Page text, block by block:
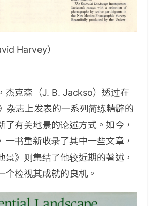
Harvey）
杰克森（J. B. Jackso）透过在
杂志上发表的一系列简练精辟的
了有关地景的论述方式。如今，
一书重新收录了其中一些文章，
景》则集结了他较近期的著述，
个检视其成就的良机。